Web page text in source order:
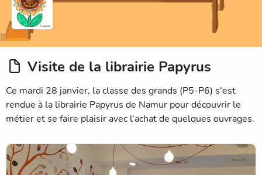
Visite de la librairie Papyrus
Ce mardi 28 janvier, la classe des grands (P5-P6) s'est
rendue à la librairie Papyrus de Namur pour découvrir le
métier et se faire plaisir avec l'achat de quelques ouvrages.